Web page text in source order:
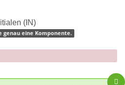
(IN)
genau eine Komponente.